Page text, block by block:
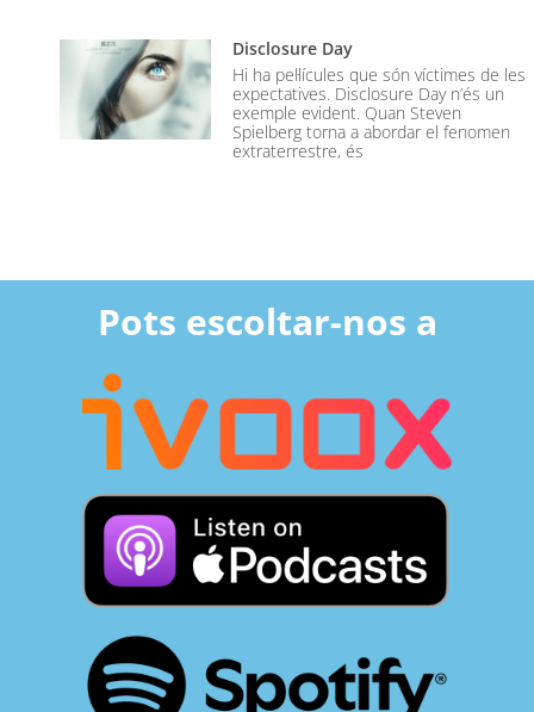
Disclosure Day
Hi ha pel·lícules que són víctimes de les
expectatives. Disclosure Day n’és un
exemple evident. Quan Steven
Spielberg torna a abordar el fenomen
extraterrestre, és
Pots escoltar-nos a